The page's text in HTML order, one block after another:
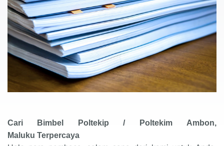
Cari Bimbel Poltekip / Poltekim Ambon,
Maluku Terpercaya